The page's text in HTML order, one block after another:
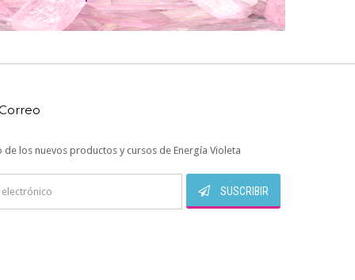
los nuevos productos y cursos de Energía Violeta
SUSCRIBIR